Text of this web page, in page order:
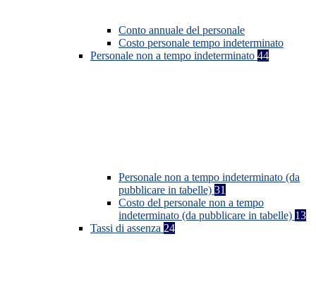
Conto annuale del personale
Costo personale tempo indeterminato
Personale non a tempo indeterminato 44
Personale non a tempo indeterminato (da
pubblicare in tabelle) 31
Costo del personale non a tempo
indeterminato (da pubblicare in tabelle) 13
Tassi di assenza 24